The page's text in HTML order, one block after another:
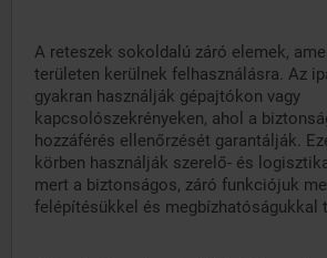
A reteszek sokoldalú záró elemek,
területen kerülnek felhasználásra. Az
gyakran használják gépajtókon vagy
kapcsolószekrényeken, ahol a
hozzáférés ellenőrzését garantálják.
körben használják szerelő- és
mert a biztonságos, záró funkciójuk
felépítésükkel és megbízhatóságukkal